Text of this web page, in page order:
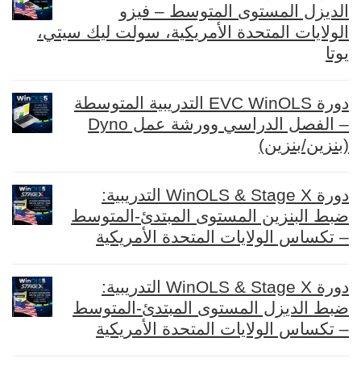
الديزل المستوى المتوسط – فيزو
الولايات المتحدة الأمريكية، سولت ليك سيتي،
يوتا
دورة EVC WinOLS التدريبية المتوسطة
– الفصل الدراسي وورشة عمل Dyno
(بنزين/بنزين)
دورة WinOLS & Stage X التدريبية:
ضبط البنزين المستوى المبتدئ-المتوسط
– تكساس الولايات المتحدة الأمريكية
دورة WinOLS & Stage X التدريبية:
ضبط الديزل المستوى المبتدئ-المتوسط
– تكساس الولايات المتحدة الأمريكية